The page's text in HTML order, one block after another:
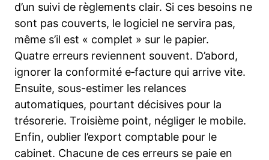
d’un suivi de règlements clair. Si ces besoins ne
sont pas couverts, le logiciel ne servira pas,
même s’il est « complet » sur le papier.
Quatre erreurs reviennent souvent. D’abord,
ignorer la conformité e‑facture qui arrive vite.
Ensuite, sous-estimer les relances
automatiques, pourtant décisives pour la
trésorerie. Troisième point, négliger le mobile.
Enfin, oublier l’export comptable pour le
cabinet. Chacune de ces erreurs se paie en